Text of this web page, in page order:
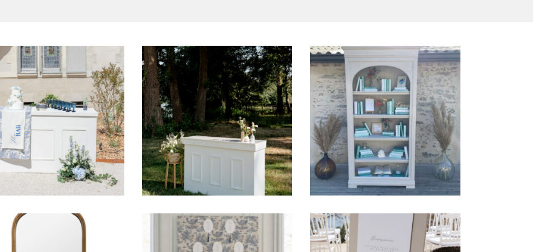
blanc Barnabé
90,00
Bar blanc Bartholomé
69,00€
Bibliothèque Lucienne
49,00€